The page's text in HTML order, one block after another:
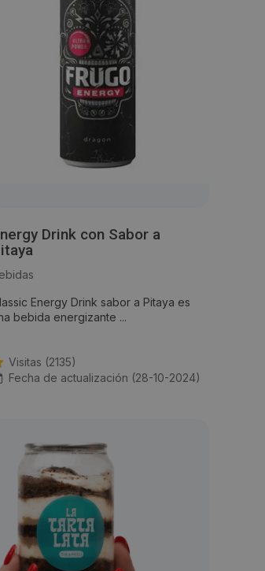
Drink con Sabor a
Energy Drink sabor a Pitaya es
bebida energizante ...
Visitas (2135)
Fecha de actualización (28-10-2024)